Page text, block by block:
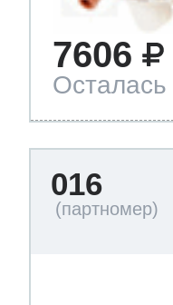
7606
Осталась
016